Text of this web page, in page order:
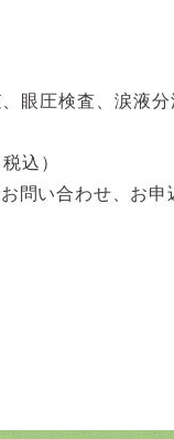
眼圧検査、涙液
込）
問い合わせ、お